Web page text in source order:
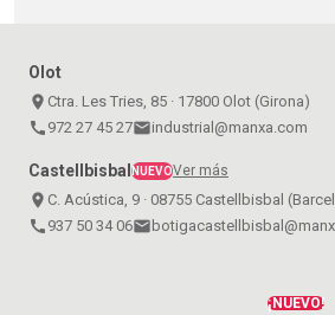
Olot
place Ctra. Les Tries, 85 · 17800 Olot (Girona)
call 972 27 45 27emailindustrial@manxa.com
CastellbisbalNUEVOVer más
place C. Acústica, 9 · 08755 Castellbisbal
call 937 50 34 06email
¡NUEVO!